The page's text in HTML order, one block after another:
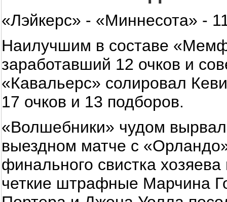
«Лэйкерс» - «Миннесота» -
Наилучшим в составе
заработавший 12 очков и
«Кавальерс» солировал
17 очков и 13 подборов.
«Волшебники» чудом
выездном матче с
финального свистка
четкие штрафные Марчина